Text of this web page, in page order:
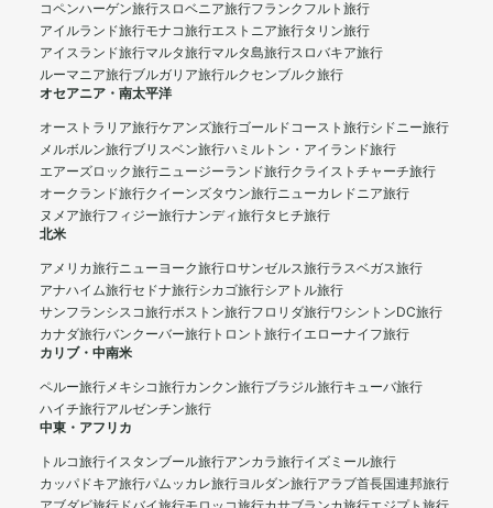
コペンハーゲン旅行スロベニア旅行フランクフルト旅行
アイルランド旅行モナコ旅行エストニア旅行タリン旅行
アイスランド旅行マルタ旅行マルタ島旅行スロバキア旅行
ルーマニア旅行ブルガリア旅行ルクセンブルク旅行
オセアニア・南太平洋
オーストラリア旅行ケアンズ旅行ゴールドコースト旅行シドニー旅行
メルボルン旅行ブリスベン旅行ハミルトン・アイランド旅行
エアーズロック旅行ニュージーランド旅行クライストチャーチ旅行
オークランド旅行クイーンズタウン旅行ニューカレドニア旅行
ヌメア旅行フィジー旅行ナンディ旅行タヒチ旅行
北米
アメリカ旅行ニューヨーク旅行ロサンゼルス旅行ラスベガス旅行
アナハイム旅行セドナ旅行シカゴ旅行シアトル旅行
サンフランシスコ旅行ボストン旅行フロリダ旅行ワシントンDC旅行
カナダ旅行バンクーバー旅行 トロント旅行イエローナイフ旅行
カリブ・中南米
ペルー旅行メキシコ旅行カンクン旅行ブラジル旅行キューバ旅行
ハイチ旅行アルゼンチン旅行
中東・アフリカ
トルコ旅行イスタンブール旅行アンカラ旅行イズミール旅行
カッパドキア旅行パムッカレ旅行ヨルダン旅行アラブ首長国連邦旅行